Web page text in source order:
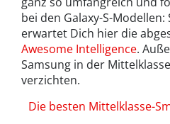
bei den Galaxy-S-Modellen:
erwartet Dich hier die
Awesome Intelligence.
Samsung in der
verzichten.
Die besten Mittelklasse-